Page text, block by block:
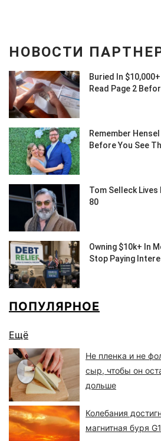
ПОПУЛЯРНОЕ
Ещё
Не пленка и не
сыр, чтобы он
дольше
Колебания
магнитная буря